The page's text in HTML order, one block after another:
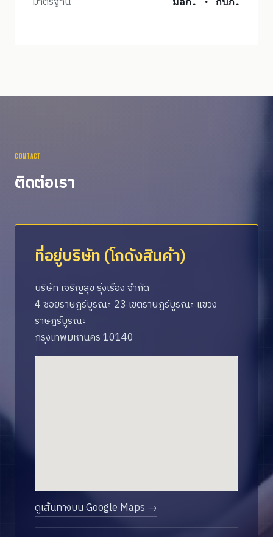
CONTACT
ติดต่อเรา
ที่อยู่บริษัท (โกดังสินค้า)
บริษัท เจริญสุข รุ่งเรือง จำกัด
4 ซอยราษฎร์บูรณะ 23 เขตราษฎร์บูรณะ แขวง
ราษฎร์บูรณะ
กรุงเทพมหานคร 10140
ดูเส้นทางบน Google Maps →